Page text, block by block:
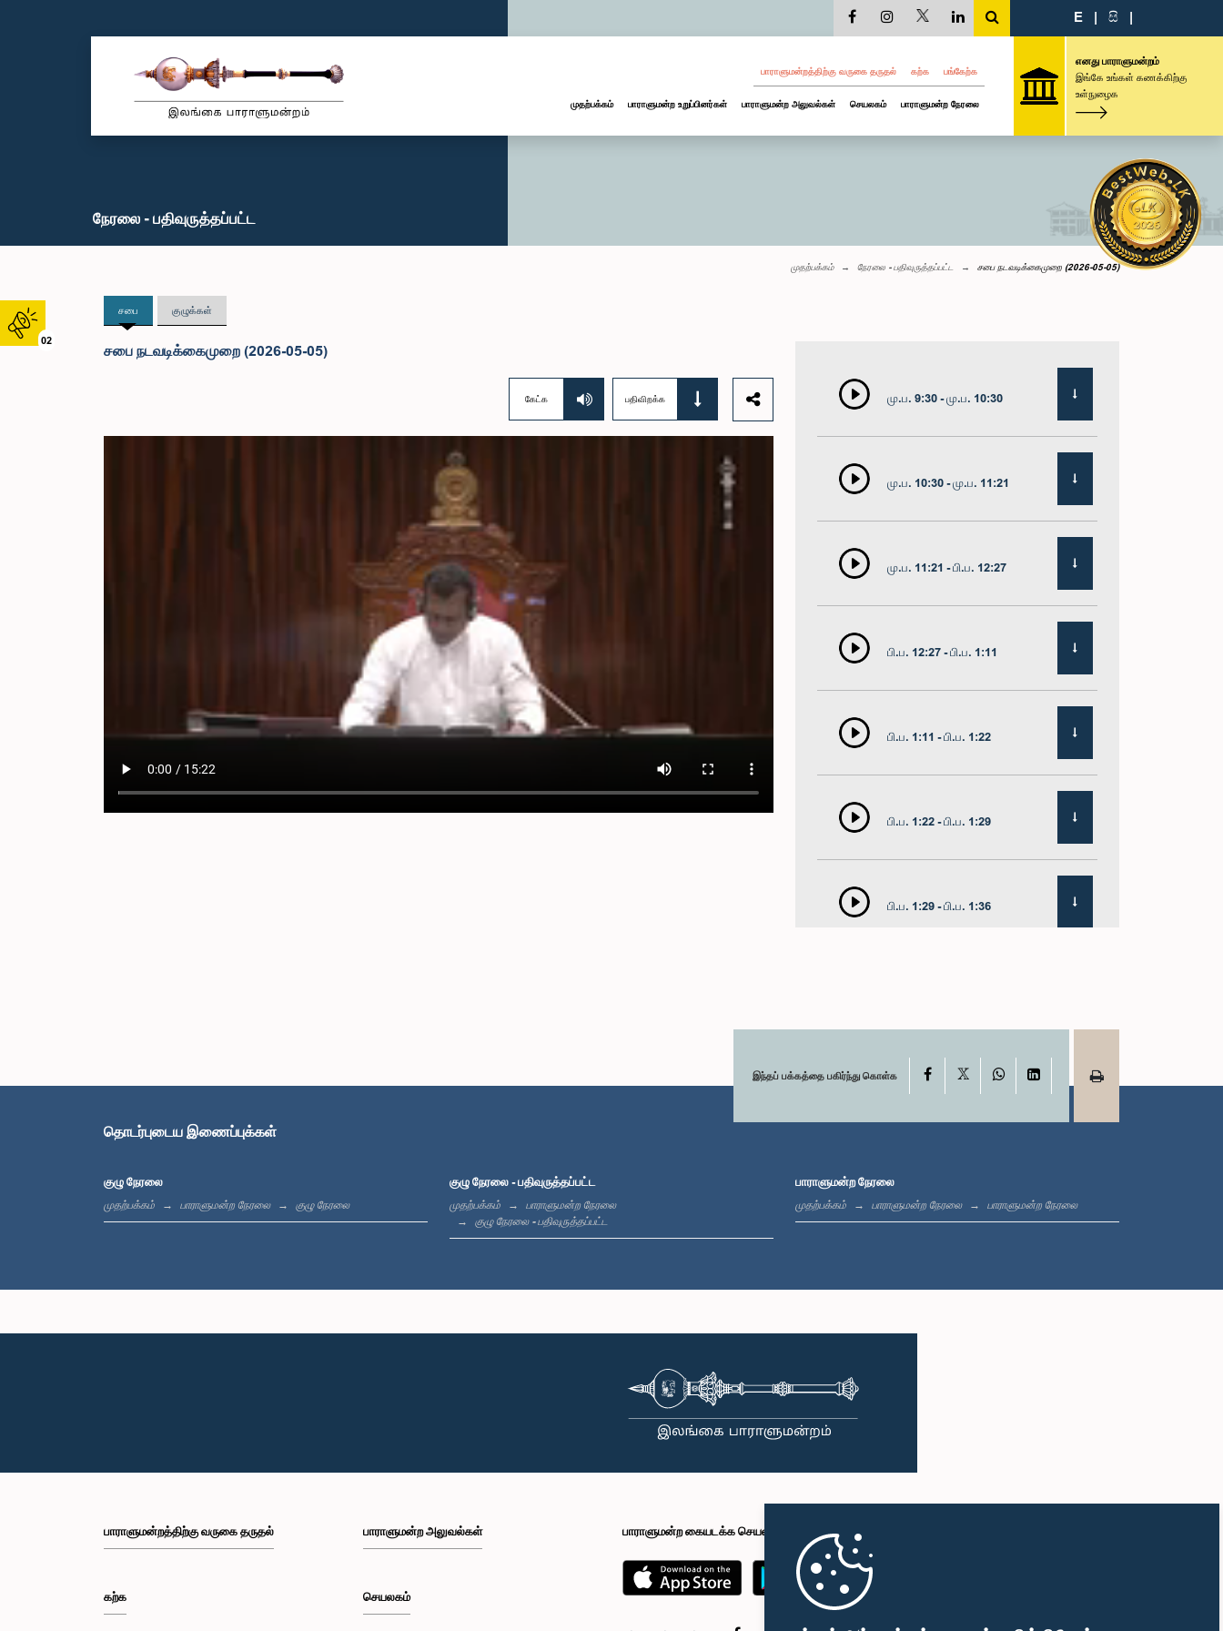
02
E | සි |
பாராளுமன்றத்திற்கு வருகை தருதல் கற்க பங்கேற்க
முதற்பக்கம் பாராளுமன்ற உறுப்பினர்கள் பாராளுமன்ற அலுவல்கள் செயலகம் பாராளுமன்ற நேரலை
எனது பாராளுமன்றம்
இங்கே உங்கள் கணக்கிற்கு
உள்நுழைக
நேரலை - பதிவுருத்தப்பட்ட
முதற்பக்கம் நேரலை - பதிவுருத்தப்பட்ட சபை நடவடிக்கைமுறை (2026-05-05)
சபை குழுக்கள்
சபை நடவடிக்கைமுறை (2026-05-05)
கேட்க பதிவிறக்க மு.ப. 9:30 - மு.ப. 10:30
மு.ப. 10:30 - மு.ப. 11:21
மு.ப. 11:21 - பி.ப. 12:27
பி.ப. 12:27 - பி.ப. 1:11
பி.ப. 1:11 - பி.ப. 1:22
பி.ப. 1:22 - பி.ப. 1:29
பி.ப. 1:29 - பி.ப. 1:36
பி.ப. 1:44 - பி.ப. 1:53
இந்தப் பக்கத்தை பகிர்ந்து கொள்க Facebook WhatsAppLinkedIn
தொடர்புடைய இணைப்புக்கள்
குழு நேரலை
முதற்பக்கம் பாராளுமன்ற நேரலை குழு நேரலை
குழு நேரலை - பதிவுருத்தப்பட்ட
முதற்பக்கம்
பாராளுமன்ற நேரலை
குழு நேரலை - பதிவுருத்தப்பட்ட
பாராளுமன்ற நேரலை
முதற்பக்கம் பாராளுமன்ற நேரலை பாராளுமன்ற நேரலை
பாராளுமன்றத்திற்கு வருகை தருதல்
கற்க
பாராளுமன்ற அலுவல்கள்
செயலகம்
பாராளுமன்ற கையடக்க செயலி